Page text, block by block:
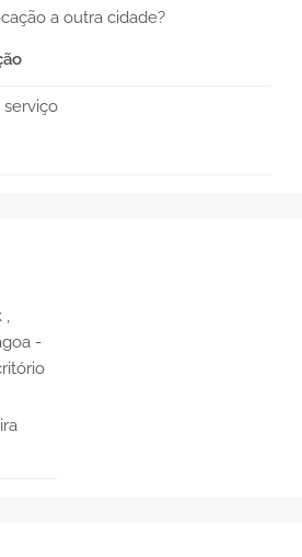
a outra cidade?
serviço
,
-